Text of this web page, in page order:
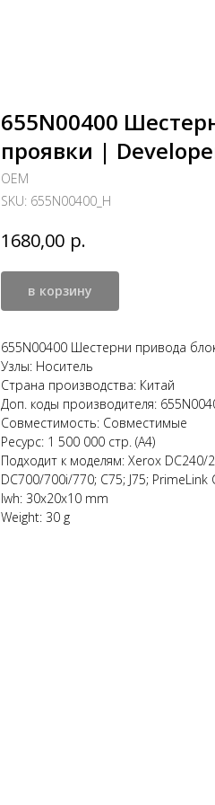
655N00400
проявки |
OEM
SKU: 655N00400_H
1680,00 р.
в корзину
655N00400 Шестерни привода
Узлы: Носитель
Страна производства: Китай
Доп. коды производителя:
Совместимость: Совместимые
Ресурс: 1 500 000 стр. (А4)
Подходит к моделям: Xerox
DC700/700i/770; C75; J75; PrimeLink
lwh: 30x20x10 mm
Weight: 30 g